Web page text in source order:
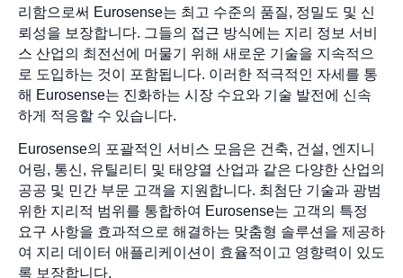
리함으로써 Eurosense는 최고 수준의 품질, 정밀도 및 신
뢰성을 보장합니다. 그들의 접근 방식에는 지리 정보 서비
스 산업의 최전선에 머물기 위해 새로운 기술을 지속적으
로 도입하는 것이 포함됩니다. 이러한 적극적인 자세를 통
해 Eurosense는 진화하는 시장 수요와 기술 발전에 신속
하게 적응할 수 있습니다.
Eurosense의 포괄적인 서비스 모음은 건축, 건설, 엔지니
어링, 통신, 유틸리티 및 태양열 산업과 같은 다양한 산업의
공공 및 민간 부문 고객을 지원합니다. 최첨단 기술과 광범
위한 지리적 범위를 통합하여 Eurosense는 고객의 특정
요구 사항을 효과적으로 해결하는 맞춤형 솔루션을 제공하
여 지리 데이터 애플리케이션이 효율적이고 영향력이 있도
록 보장합니다.